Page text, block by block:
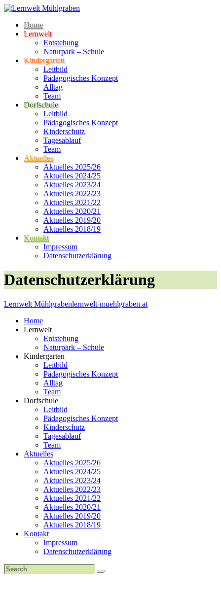
Home
Lernwelt
Entstehung
Naturpark – Schule
Kindergarten
Leitbild
Pädagogisches Konzept
Alltag
Team
Dorfschule
Leitbild
Pädagogisches Konzept
Kinderschutz
Tagesablauf
Team
Aktuelles
Aktuelles 2025/26
Aktuelles 2024/25
Aktuelles 2023/24
Aktuelles 2022/23
Aktuelles 2021/22
Aktuelles 2020/21
Aktuelles 2019/20
Aktuelles 2018/19
Kontakt
Impressum
Datenschutzerklärung
Datenschutzerklärung
Lernwelt Mühlgrabenlernwelt-muehlgraben.at
Home
Lernwelt
Entstehung
Naturpark – Schule
Kindergarten
Leitbild
Pädagogisches Konzept
Alltag
Team
Dorfschule
Leitbild
Pädagogisches Konzept
Kinderschutz
Tagesablauf
Team
Aktuelles
Aktuelles 2025/26
Aktuelles 2024/25
Aktuelles 2023/24
Aktuelles 2022/23
Aktuelles 2021/22
Aktuelles 2020/21
Aktuelles 2019/20
Aktuelles 2018/19
Kontakt
Impressum
Datenschutzerklärung